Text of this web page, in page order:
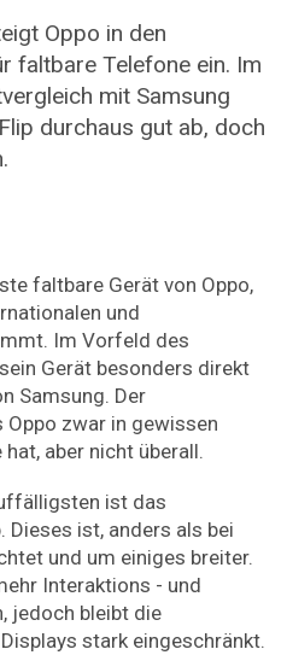
Oppo in den
faltbare Telefone ein. Im
mit Samsung
durchaus gut ab, doch
faltbare Gerät von Oppo,
und
Im Vorfeld des
Gerät besonders direkt
Samsung. Der
zwar in gewissen
aber nicht überall.
ist das
Dieses ist, anders als bei
und um einiges breiter.
Interaktions - und
jedoch bleibt die
stark eingeschränkt.